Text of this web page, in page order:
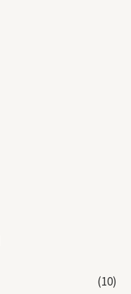
(10)